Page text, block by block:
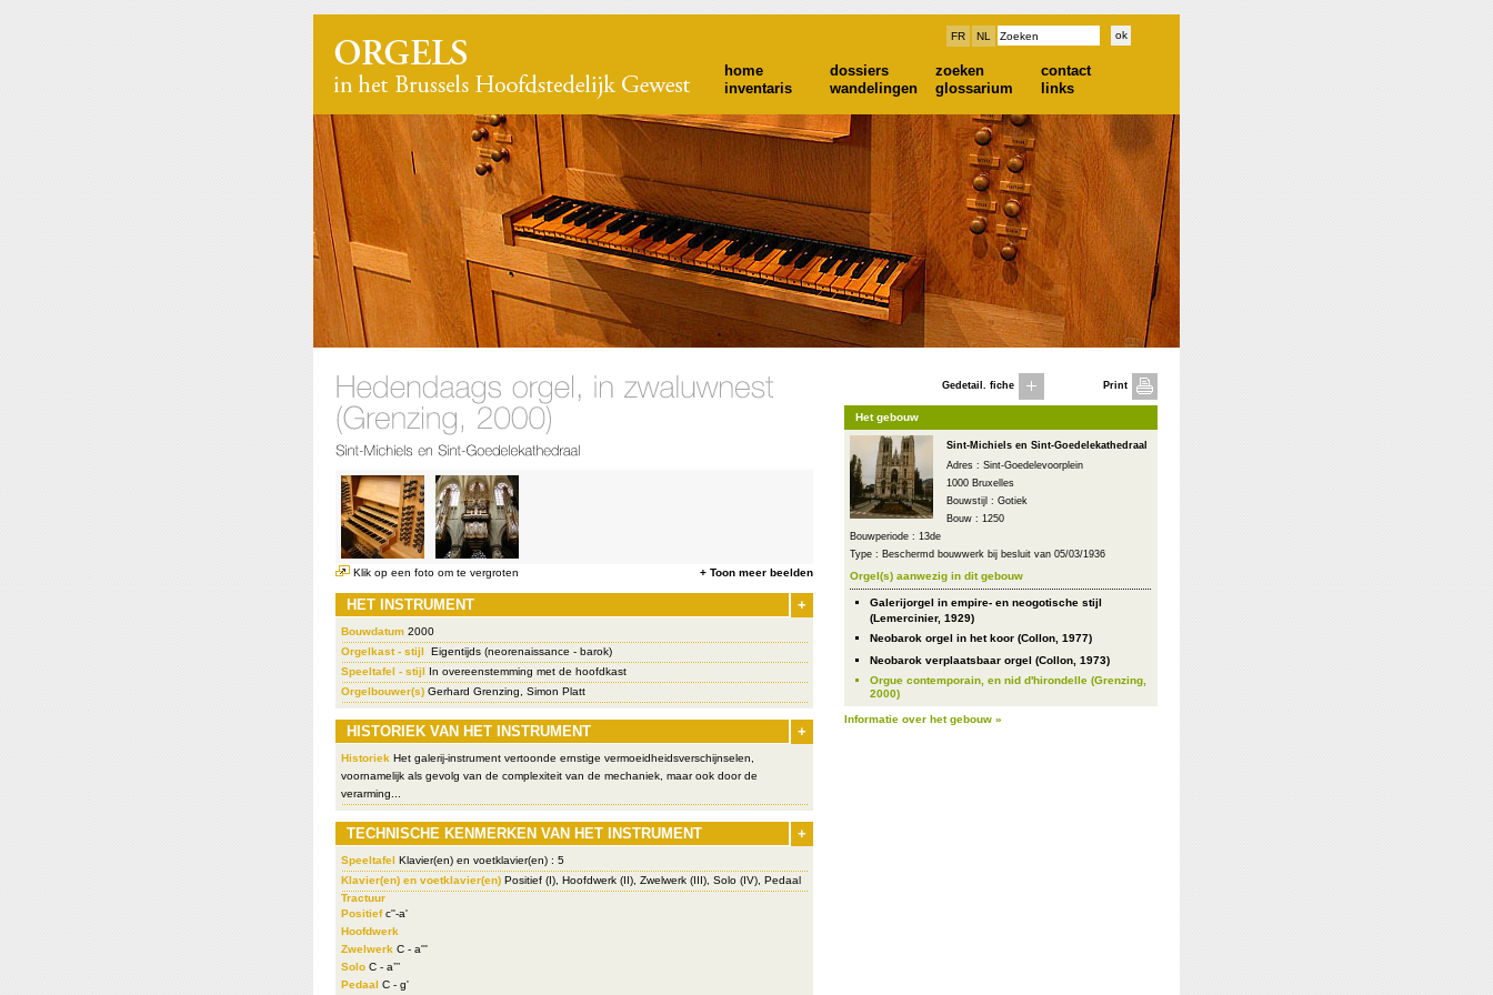
FR NL
home dossiers zoeken
contact
inventaris
wandelingen glossarium links
Klik op een foto om te vergroten + Toon meer beelden
+
HET INSTRUMENT
Bouwdatum 2000
Orgelkast - stijl
Eigentijds (neorenaissance - barok)
Speeltafel - stijl In overeenstemming met de hoofdkast
Orgelbouwer(s) Gerhard Grenzing, Simon Platt
+
HISTORIEK VAN HET INSTRUMENT
Historiek Het galerij-instrument vertoonde ernstige vermoeidheidsverschijnselen,
voornamelijk als gevolg van de complexiteit van de mechaniek, maar ook door de
verarming...
+
TECHNISCHE KENMERKEN VAN HET INSTRUMENT
Speeltafel Klavier(en) en voetklavier(en) : 5
Klavier(en) en voetklavier(en) Positief (I), Hoofdwerk (II), Zwelwerk (III), Solo (IV), Pedaal
Tractuur
Positiefc''-a'
Hoofdwerk
Zwelwerk C - a'''
Solo C - a’’’
Pedaal C - g'
Gedetail. fiche Print
Het gebouw
Sint-Michiels en Sint-Goedelekathedraal
Adres : Sint-Goedelevoorplein
1000 Bruxelles
Bouwstijl : Gotiek
Bouw : 1250
Bouwperiode : 13de
Type : Beschermd bouwwerk bij besluit van 05/03/1936
Orgel(s) aanwezig in dit gebouw
Galerijorgel in empire- en neogotische stijl
(Lemercinier, 1929)
Neobarok orgel in het koor (Collon, 1977)
Neobarok verplaatsbaar orgel (Collon, 1973)
Orgue contemporain, en nid d'hirondelle (Grenzing,
2000)
Informatie over het gebouw »